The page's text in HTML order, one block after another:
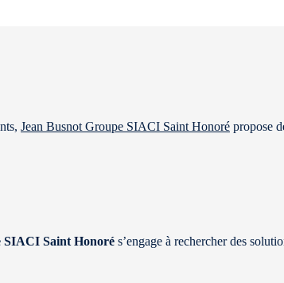
Jean Busnot Groupe SIACI Saint Honoré propose
SIACI Saint Honoré s’engage à rechercher des